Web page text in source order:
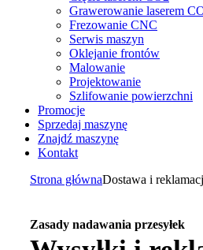
Grawerowanie laserem
Frezowanie CNC
Serwis maszyn
Oklejanie frontów
Malowanie
Projektowanie
Szlifowanie powierzchni
Promocje
Sprzedaj maszynę
Znajdź maszynę
Kontakt
Strona głównaDostawa i
Zasady nadawania przesyłek